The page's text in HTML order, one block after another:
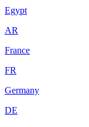
Egypt
AR
France
FR
Germany
DE